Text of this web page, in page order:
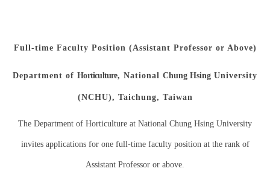
Full-time Faculty Position (Assistant Professor or Above)
Department ofHorticulture, National Chung HsingUniversity
(NCHU), Taichung, Taiwan
The Department of Horticulture at National Chung Hsing University
invites applications for one full-time faculty position at the rank of
Assistant Professor or above.